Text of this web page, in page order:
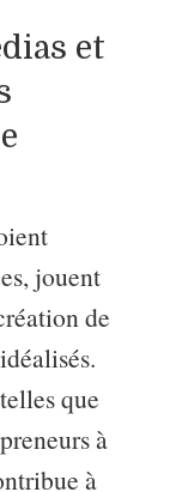
et
jouent
de
que
à
à